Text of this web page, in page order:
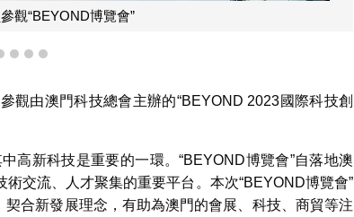
觀“BEYOND博覽會”
3 4 5 6
觀由澳門科技總會主辦的“BEYOND 2023國際科技創
高新科技是重要的一環。“BEYOND博覽會”自落地澳
交流、人才聚集的重要平台。本次“BEYOND博覽會”
契合新發展理念，有助為澳門的會展、科技、商貿等注